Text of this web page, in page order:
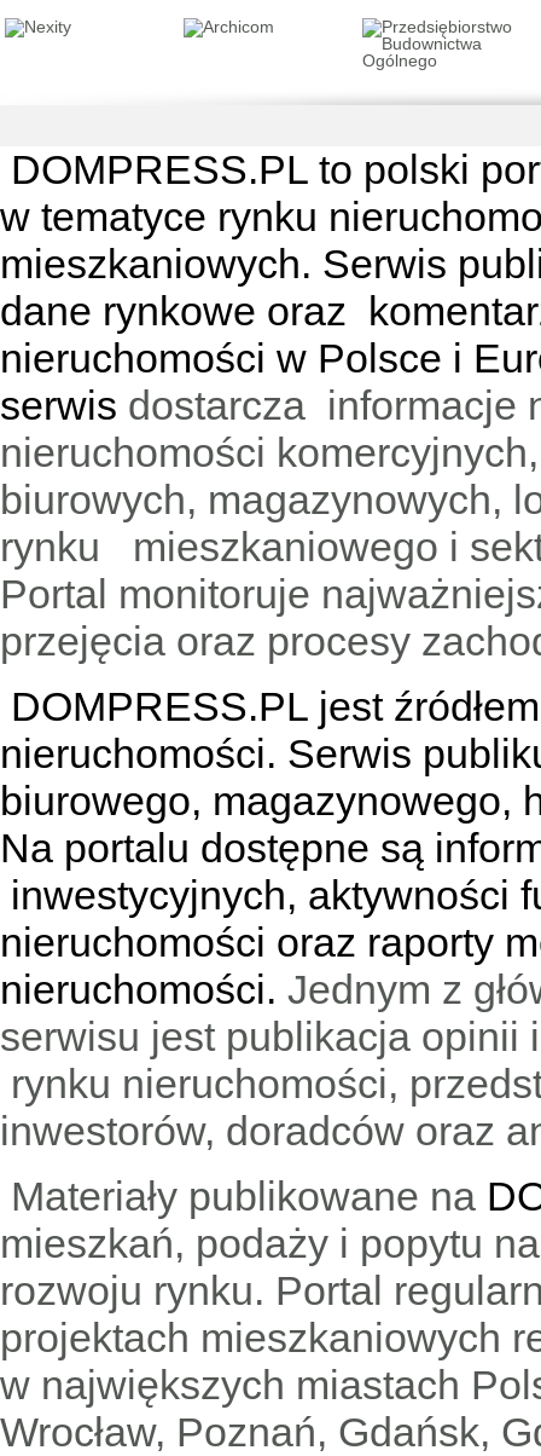
DOMPRESS.PL to polski
w tematyce rynku
mieszkaniowych. Serwis
dane rynkowe oraz
nieruchomości w Polsce i
serwis dostarcza informacje
nieruchomości
biurowych, magazynowych,
rynku mieszkaniowego i
Portal monitoruje
przejęcia oraz procesy
DOMPRESS.PL jest
nieruchomości. Serwis
biurowego, magazynowego,
Na portalu dostępne są
inwestycyjnych, aktywności
nieruchomości oraz raporty
nieruchomości. Jednym z
serwisu jest publikacja
rynku nieruchomości,
inwestorów, doradców oraz
Materiały publikowane na
mieszkań, podaży i popytu
rozwoju rynku. Portal
projektach mieszkaniowych
w największych miastach
Wrocław, Poznań, Gdańsk,